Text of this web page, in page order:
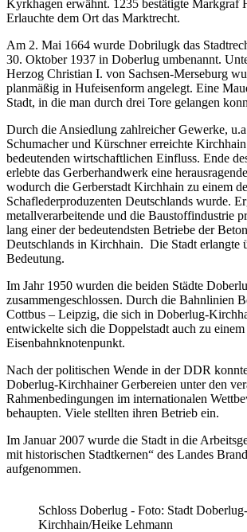
Kyrkhagen erwähnt. 1235 bestätigte Markgraf
Erlauchte dem Ort das Marktrecht.
Am 2. Mai 1664 wurde Dobrilugk das
30. Oktober 1937 in Doberlug umbenannt.
Herzog Christian I. von Sachsen-Merseburg
planmäßig in Hufeisenform angelegt. Eine
Stadt, in die man durch drei Tore gelangen
Durch die Ansiedlung zahlreicher Gewerke,
Schumacher und Kürschner erreichte
bedeutenden wirtschaftlichen Einfluss. Ende
erlebte das Gerberhandwerk eine
wodurch die Gerberstadt Kirchhain zu einem
Schaflederproduzenten Deutschlands wurde.
metallverarbeitende und die Baustoffindustrie
lang einer der bedeutendsten Betriebe der
Deutschlands in Kirchhain. Die Stadt erlangte
Bedeutung.
Im Jahr 1950 wurden die beiden Städte
zusammengeschlossen. Durch die Bahnlinien
Cottbus – Leipzig, die sich in Doberlug-
entwickelte sich die Doppelstadt auch zu einem
Eisenbahnknotenpunkt.
Nach der politischen Wende in der DDR
Doberlug-Kirchhainer Gerbereien unter den
Rahmenbedingungen im internationalen
behaupten. Viele stellten ihren Betrieb ein.
Im Januar 2007 wurde die Stadt in die
mit historischen Stadtkernen“ des Landes
aufgenommen.
Schloss Doberlug - Foto: Stadt Doberlug-
Kirchhain/Heike Lehmann